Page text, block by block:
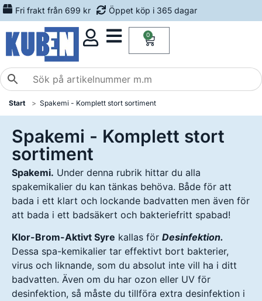
Fri frakt från 699 kr Öppet köp i 365 dagar
0
Start Spakemi - Komplett stort sortiment
Spakemi - Komplett stort
sortiment
Spakemi. Under denna rubrik hittar du alla
spakemikalier du kan tänkas behöva. Både för att
bada i ett klart och lockande badvatten men även för
att bada i ett badsäkert och bakteriefritt spabad!
Klor-Brom-Aktivt Syre kallas för Desinfektion.
Dessa spa-kemikalier tar effektivt bort bakterier,
virus och liknande, som du absolut inte vill ha i ditt
badvatten. Även om du har ozon eller UV för
desinfektion, så måste du tillföra extra desinfektion i